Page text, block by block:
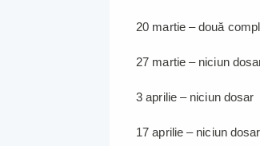
20 martie – două
27 martie – niciun
3 aprilie – niciun dosar
17 aprilie – niciun dosar